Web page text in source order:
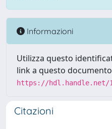
Informazioni
Utilizza questo
link a questo
https://hdl.handle.net/
Citazioni